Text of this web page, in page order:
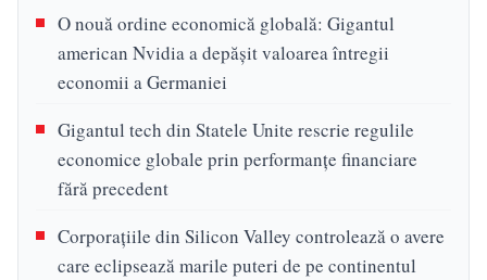
O nouă ordine economică globală: Gigantul
american Nvidia a depășit valoarea întregii
economii a Germaniei
Gigantul tech din Statele Unite rescrie regulile
economice globale prin performanțe financiare
fără precedent
Corporațiile din Silicon Valley controlează o avere
care eclipsează marile puteri de pe continentul